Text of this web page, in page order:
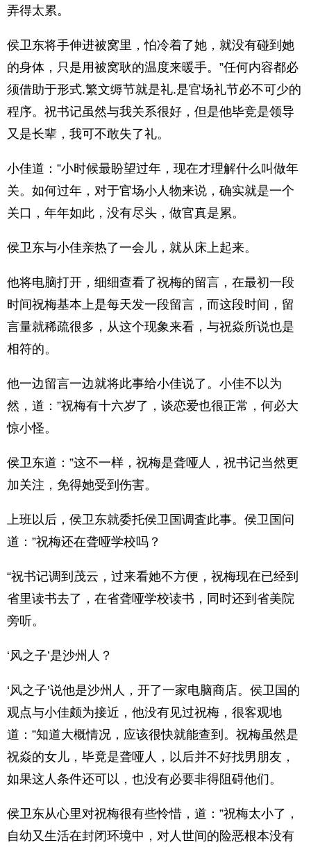
弄得太累。
侯卫东将手伸进被窝里，怕冷着了她，就没有碰到她
的身体，只是用被窝耿的温度来暖手。”任何内容都必
须借助于形式.繁文缛节就是礼.是官场礼节必不可少的
程序。祝书记虽然与我关系很好，但是他毕竞是领导
又是长辈，我可不敢失了礼。
小佳道：”小时候最盼望过年，现在才理解什么叫做年
关。如何过年，对于官场小人物来说，确实就是一个
关口，年年如此，没有尽头，做官真是累。
侯卫东与小佳亲热了一会儿，就从床上起来。
他将电脑打开，细细查看了祝梅的留言，在最初一段
时间祝梅基本上是每天发一段留言，而这段时间，留
言量就稀疏很多，从这个现象来看，与祝焱所说也是
相符的。
他一边留言一边就将此事给小佳说了。小佳不以为
然，道：”祝梅有十六岁了，谈恋爱也很正常，何必大
惊小怪。
侯卫东道：”这不一样，祝梅是聋哑人，祝书记当然更
加关注，免得她受到伤害。
上班以后，侯卫东就委托侯卫国调査此事。侯卫国问
道：”祝梅还在聋哑学校吗？
“祝书记调到茂云，过来看她不方便，祝梅现在已经到
省里读书去了，在省聋哑学校读书，同时还到省美院
旁听。
‘风之子’是沙州人？
‘风之子’说他是沙州人，开了一家电脑商店。侯卫国的
观点与小佳颇为接近，他没有见过祝梅，很客观地
道：”知道大概情况，应该很快就能查到。祝梅虽然是
祝焱的女儿，毕竟是聋哑人，以后并不好找男朋友，
如果这人条件还可以，也没有必要非得阻碍他们。
侯卫东从心里对祝梅很有些怜惜，道：”祝梅太小了，
自幼又生活在封闭环境中，对人世间的险恶根本没有